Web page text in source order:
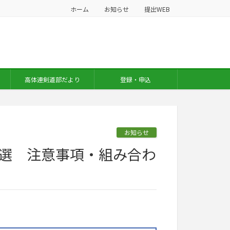
ホーム お知らせ 提出WEB
高体連剣道部だより 登録・申込
お知らせ
注意事項・組み合わ